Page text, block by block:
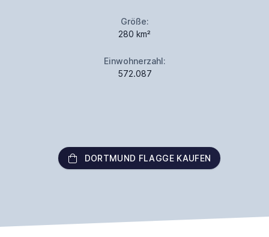
Größe:
280 km²
Einwohnerzahl:
572.087
DORTMUND FLAGGE KAUFEN